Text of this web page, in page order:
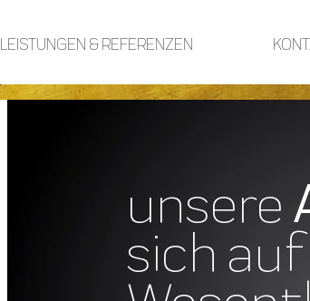
LEISTUNGEN & REFERENZEN
unsere
sich